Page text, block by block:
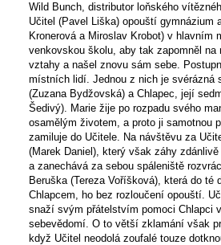
Wild Bunch, distributor loňského
Učitel (Pavel Liška) opouští gymnázium
Kronerová a Miroslav Krobot) v hlavním
venkovskou školu, aby tak zapomněl na
vztahy a našel znovu sám sebe.
místních lidí. Jednou z nich je svérázná
(Zuzana Bydžovská) a Chlapec, její
Šedivý). Marie žije po rozpadu svého
osamělým životem, a proto ji samotnou
zamiluje do Učitele. Na návštěvu za
(Marek Daniel), který však záhy
a zanechává za sebou spáleniště
Beruška (Tereza Voříšková), která do té
Chlapcem, ho bez rozloučení opouští.
snaží svým přátelstvím pomoci Chlapci
sebevědomí. O to větší zklamání však
když Učitel neodolá zoufalé touze